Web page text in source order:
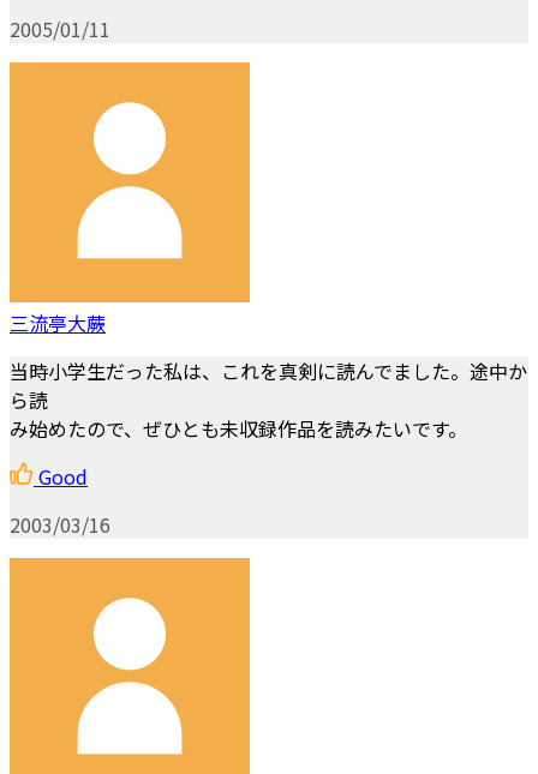
2005/01/11
三流亭大蕨
当時小学生だった私は、これを真剣に読んでました。途中か
ら読
み始めたので、ぜひとも未収録作品を読みたいです。
Good
2003/03/16